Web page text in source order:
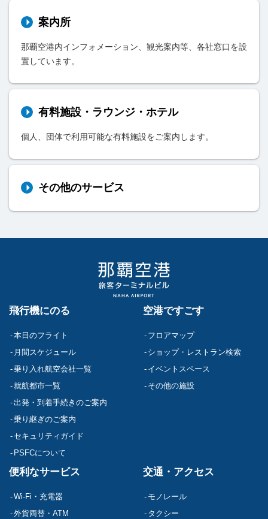
案内所
那覇空港内インフォメーション、観光案内等、各社窓口を設
置しています。
有料施設・ラウンジ・ホテル
個人、団体で利用可能な有料施設をご案内します。
その他のサービス
飛行機にのる
本日のフライト
月間スケジュール
乗り入れ航空会社一覧
就航都市一覧
出発・到着手続きのご案内
乗り継ぎのご案内
セキュリティガイド
PSFCについて
空港ですごす
フロアマップ
ショップ・レストラン検索
イベントスペース
その他の施設
便利なサービス
Wi-Fi・充電器
外貨両替・ATM
交通・アクセス
モノレール
タクシー